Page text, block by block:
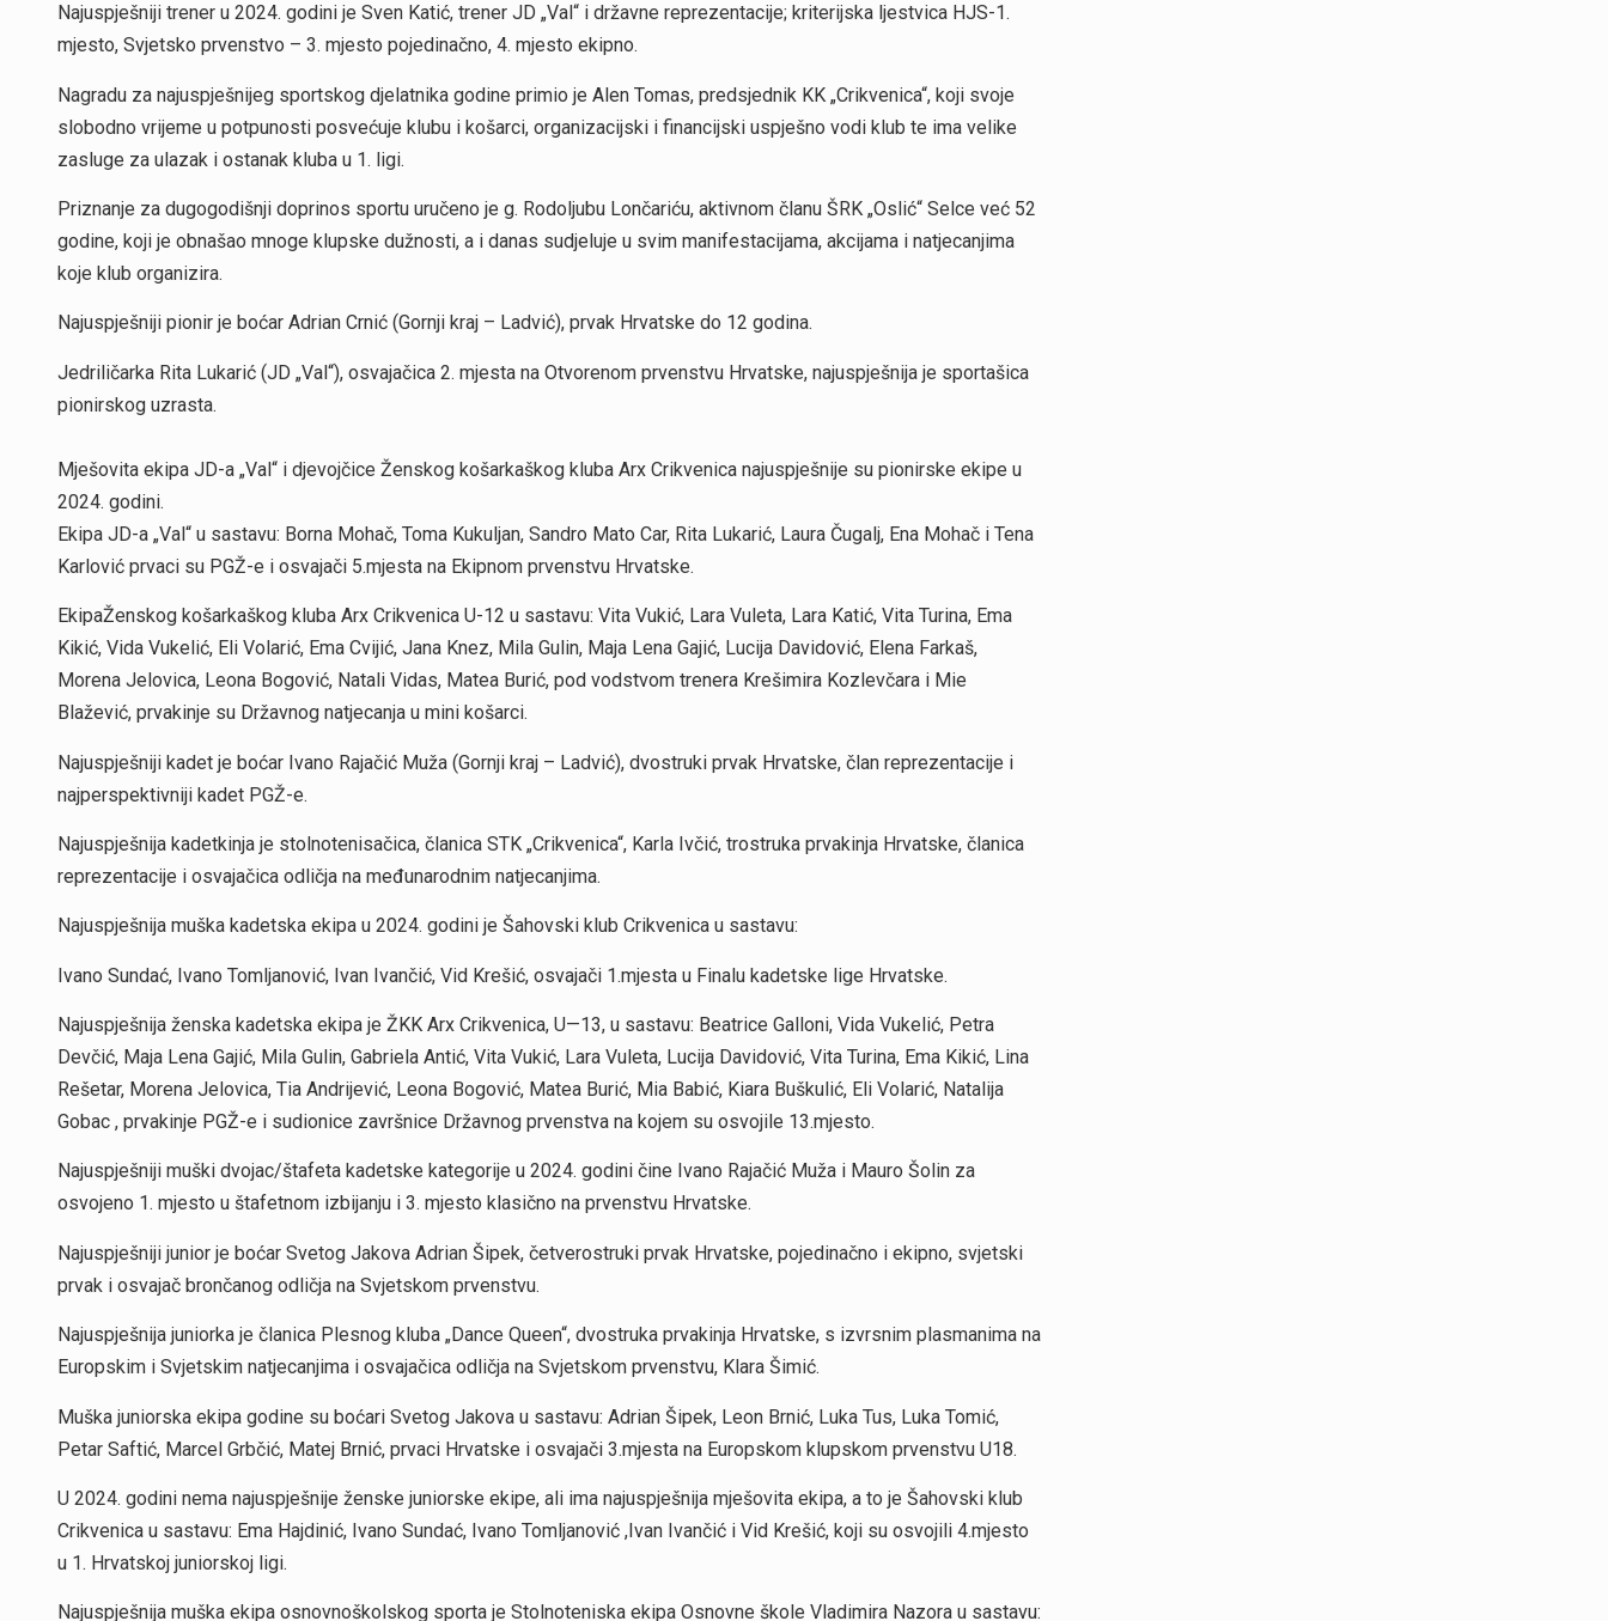
Najuspješniji trener u 2024. godini je Sven Katić, trener JD „Val“ i državne reprezentacije; kriterijska ljestvica HJS-1.
mjesto, Svjetsko prvenstvo – 3. mjesto pojedinačno, 4. mjesto ekipno.
Nagradu za najuspješnijeg sportskog djelatnika godine primio je Alen Tomas, predsjednik KK „Crikvenica“, koji svoje
slobodno vrijeme u potpunosti posvećuje klubu i košarci, organizacijski i financijski uspješno vodi klub te ima velike
zasluge za ulazak i ostanak kluba u 1. ligi.
Priznanje za dugogodišnji doprinos sportu uručeno je g. Rodoljubu Lončariću, aktivnom članu ŠRK „Oslić“ Selce već 52
godine, koji je obnašao mnoge klupske dužnosti, a i danas sudjeluje u svim manifestacijama, akcijama i natjecanjima
koje klub organizira.
Najuspješniji pionir je boćar Adrian Crnić (Gornji kraj – Ladvić), prvak Hrvatske do 12 godina.
Jedriličarka Rita Lukarić (JD „Val“), osvajačica 2. mjesta na Otvorenom prvenstvu Hrvatske, najuspješnija je sportašica
pionirskog uzrasta.
Mješovita ekipa JD-a „Val“ i djevojčice Ženskog košarkaškog kluba Arx Crikvenica najuspješnije su pionirske ekipe u
2024. godini.
Ekipa JD-a „Val“ u sastavu: Borna Mohač, Toma Kukuljan, Sandro Mato Car, Rita Lukarić, Laura Čugalj, Ena Mohač i Tena
Karlović prvaci su PGŽ-e i osvajači 5.mjesta na Ekipnom prvenstvu Hrvatske.
EkipaŽenskog košarkaškog kluba Arx Crikvenica U-12 u sastavu: Vita Vukić, Lara Vuleta, Lara Katić, Vita Turina, Ema
Kikić, Vida Vukelić, Eli Volarić, Ema Cvijić, Jana Knez, Mila Gulin, Maja Lena Gajić, Lucija Davidović, Elena Farkaš,
Morena Jelovica, Leona Bogović, Natali Vidas, Matea Burić, pod vodstvom trenera Krešimira Kozlevčara i Mie
Blažević, prvakinje su Državnog natjecanja u mini košarci.
Najuspješniji kadet je boćar Ivano Rajačić Muža (Gornji kraj – Ladvić), dvostruki prvak Hrvatske, član reprezentacije i
najperspektivniji kadet PGŽ-e.
Najuspješnija kadetkinja je stolnotenisačica, članica STK „Crikvenica“, Karla Ivčić, trostruka prvakinja Hrvatske, članica
reprezentacije i osvajačica odličja na međunarodnim natjecanjima.
Najuspješnija muška kadetska ekipa u 2024. godini je Šahovski klub Crikvenica u sastavu:
Ivano Sundać, Ivano Tomljanović, Ivan Ivančić, Vid Krešić, osvajači 1.mjesta u Finalu kadetske lige Hrvatske.
Najuspješnija ženska kadetska ekipa je ŽKK Arx Crikvenica, U—13, u sastavu: Beatrice Galloni, Vida Vukelić, Petra
Devčić, Maja Lena Gajić, Mila Gulin, Gabriela Antić, Vita Vukić, Lara Vuleta, Lucija Davidović, Vita Turina, Ema Kikić, Lina
Rešetar, Morena Jelovica, Tia Andrijević, Leona Bogović, Matea Burić, Mia Babić, Kiara Buškulić, Eli Volarić, Natalija
Gobac , prvakinje PGŽ-e i sudionice završnice Državnog prvenstva na kojem su osvojile 13.mjesto.
Najuspješniji muški dvojac/štafeta kadetske kategorije u 2024. godini čine Ivano Rajačić Muža i Mauro Šolin za
osvojeno 1. mjesto u štafetnom izbijanju i 3. mjesto klasično na prvenstvu Hrvatske.
Najuspješniji junior je boćar Svetog Jakova Adrian Šipek, četverostruki prvak Hrvatske, pojedinačno i ekipno, svjetski
prvak i osvajač brončanog odličja na Svjetskom prvenstvu.
Najuspješnija juniorka je članica Plesnog kluba „Dance Queen“, dvostruka prvakinja Hrvatske, s izvrsnim plasmanima na
Europskim i Svjetskim natjecanjima i osvajačica odličja na Svjetskom prvenstvu, Klara Šimić.
Muška juniorska ekipa godine su boćari Svetog Jakova u sastavu: Adrian Šipek, Leon Brnić, Luka Tus, Luka Tomić,
Petar Saftić, Marcel Grbčić, Matej Brnić, prvaci Hrvatske i osvajači 3.mjesta na Europskom klupskom prvenstvu U18.
U 2024. godini nema najuspješnije ženske juniorske ekipe, ali ima najuspješnija mješovita ekipa, a to je Šahovski klub
Crikvenica u sastavu: Ema Hajdinić, Ivano Sundać, Ivano Tomljanović ,Ivan Ivančić i Vid Krešić, koji su osvojili 4.mjesto
u 1. Hrvatskoj juniorskoj ligi.
Najuspješnija muška ekipa osnovnoškolskog sporta je Stolnoteniska ekipa Osnovne škole Vladimira Nazora u sastavu: